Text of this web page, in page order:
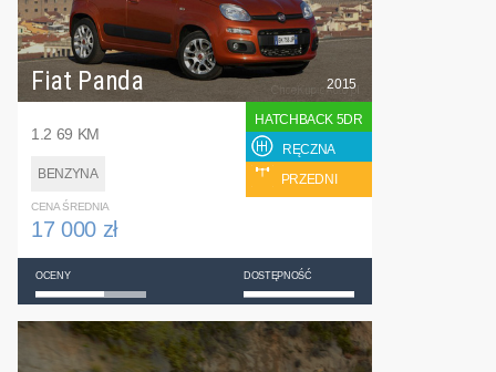
Fiat Panda
1.2 69 KM
BENZYNA
2015
HATCHBACK 5DR
RĘCZNA
PRZEDNI
CENA ŚREDNIA
17 000 zł
OCENY DOSTĘPNOŚĆ